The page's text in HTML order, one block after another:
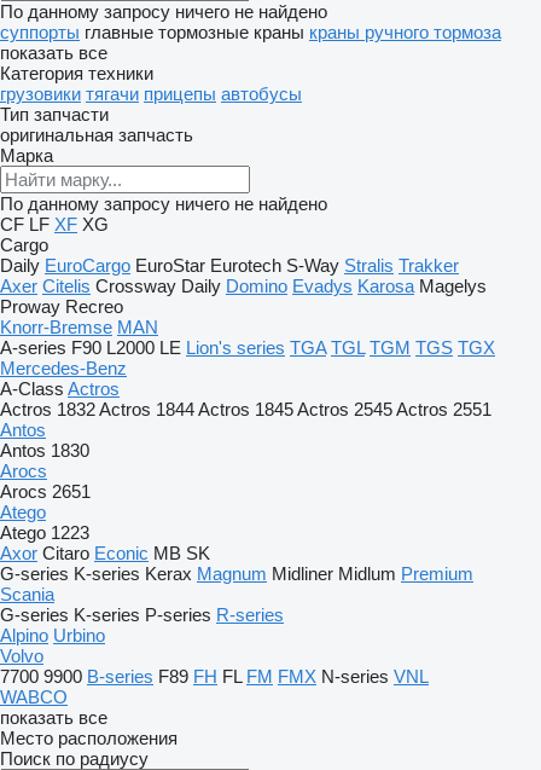
По данному запросу ничего не найдено
суппорты главные тормозные краны краны ручного тормоза
показать все
Категория техники
грузовики тягачи прицепы автобусы
Тип запчасти
оригинальная запчасть
Марка
По данному запросу ничего не найдено
CF LF XF XG
Cargo
Daily EuroCargo EuroStar Eurotech S-Way Stralis Trakker
Axer Citelis Crossway Daily Domino Evadys Karosa Magelys
Proway Recreo
Knorr-Bremse MAN
A-series F90 L2000 LE Lion's series TGA TGL TGM TGS TGX
Mercedes-Benz
A-Class Actros
Actros 1832Actros 1844Actros 1845Actros 2545Actros 2551
Antos
Antos 1830
Arocs
Arocs 2651
Atego
Atego 1223
Axor Citaro Econic MB SK
G-series K-series Kerax Magnum Midliner Midlum Premium
Scania
G-series K-series P-series R-series
Alpino Urbino
Volvo
7700 9900 B-series F89 FH FL FM FMX N-series VNL
WABCO
показать все
Место расположения
Поиск по радиусу